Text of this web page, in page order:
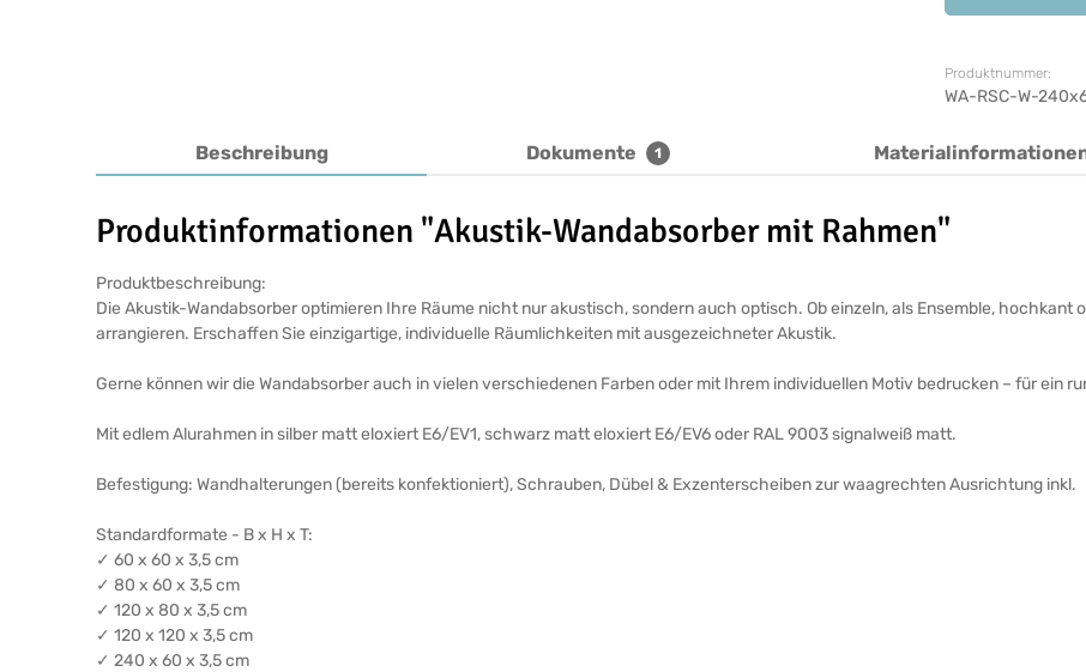
Produktnummer:
WA-RSC-W-
Beschreibung Dokumente 1
Produktinformationen "Akustik-Wandabsorber mit Rahmen"
Produktbeschreibung:
Die Akustik-Wandabsorber optimieren Ihre Räume nicht nur akustisch, sondern auch optisch. Ob einzeln, als Ensemble, hochkant
arrangieren. Erschaffen Sie einzigartige, individuelle Räumlichkeiten mit ausgezeichneter Akustik.
Gerne können wir die Wandabsorber auch in vielen verschiedenen Farben oder mit Ihrem individuellen Motiv bedrucken – für ein
Mit edlem Alurahmen in silber matt eloxiert E6/EV1, schwarz matt eloxiert E6/EV6 oder RAL 9003 signalweiß matt.
Befestigung: Wandhalterungen (bereits konfektioniert), Schrauben, Dübel & Exzenterscheiben zur waagrechten Ausrichtung inkl.
Standardformate - B x H x T:
✓ 60 x 60 x 3,5 cm
✓ 80 x 60 x 3,5 cm
✓ 120 x 80 x 3,5 cm
✓ 120 x 120 x 3,5 cm
✓ 240 x 60 x 3,5 cm